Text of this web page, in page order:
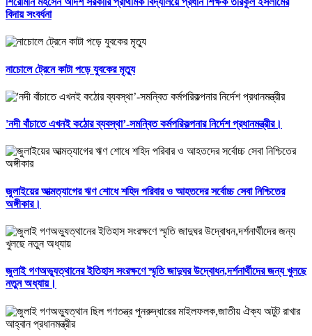
বিদায় সংবর্ধনা
নাচোলে ট্রেনে কাটা পড়ে যুবকের মৃত্যু
'নদী বাঁচাতে এখনই কঠোর ব্যবস্থা’-সমন্বিত কর্মপরিকল্পনার নির্দেশ প্রধানমন্ত্রীর।
জুলাইয়ের আত্মত্যাগের ঋণ শোধে শহিদ পরিবার ও আহতদের সর্বোচ্চ সেবা নিশ্চিতের
অঙ্গীকার।
জুলাই গণঅভ্যুত্থানের ইতিহাস সংরক্ষণে স্মৃতি জাদুঘর উদ্বোধন,দর্শনার্থীদের জন্য খুলছে
নতুন অধ্যায়।